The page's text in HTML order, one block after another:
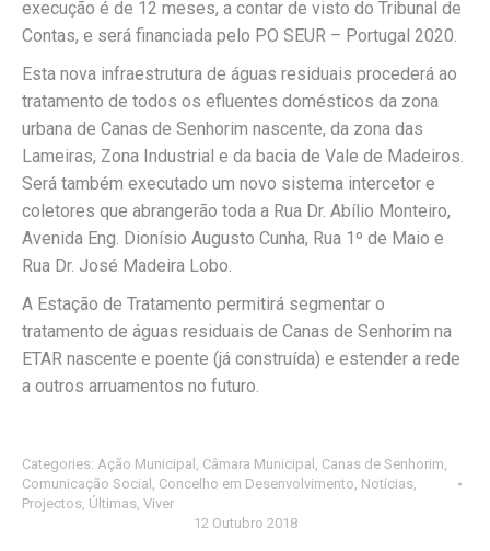
execução é de 12 meses, a contar de visto do Tribunal de
Contas, e será financiada pelo PO SEUR – Portugal 2020.
Esta nova infraestrutura de águas residuais procederá ao
tratamento de todos os efluentes domésticos da zona
urbana de Canas de Senhorim nascente, da zona das
Lameiras, Zona Industrial e da bacia de Vale de Madeiros.
Será também executado um novo sistema intercetor e
coletores que abrangerão toda a Rua Dr. Abílio Monteiro,
Avenida Eng. Dionísio Augusto Cunha, Rua 1º de Maio e
Rua Dr. José Madeira Lobo.
A Estação de Tratamento permitirá segmentar o
tratamento de águas residuais de Canas de Senhorim na
ETAR nascente e poente (já construída) e estender a rede
a outros arruamentos no futuro.
Categories: Ação Municipal Câmara Municipal Canas de Senhorim
Comunicação Social
Concelho em Desenvolvimento Notícias
Projectos Últimas Viver
12 Outubro 2018